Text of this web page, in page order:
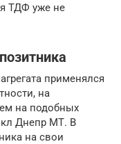
ТДФ уже не
применялся
на
на подобных
Днепр МТ. В
на свои